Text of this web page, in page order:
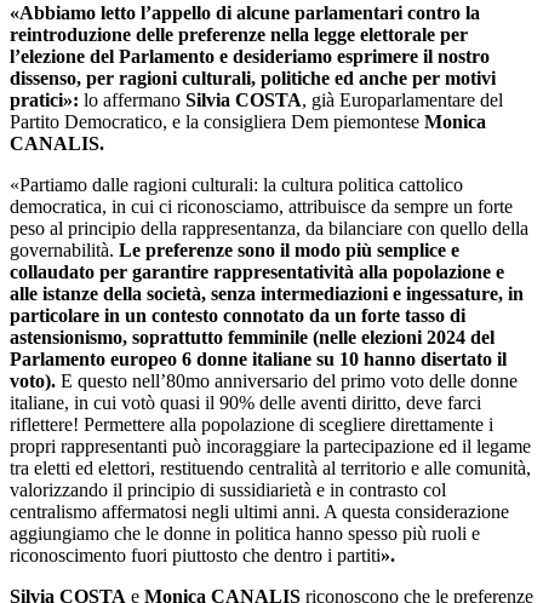
«Abbiamo letto l’appello di alcune parlamentari contro la
reintroduzione delle preferenze nella legge elettorale per
l’elezione del Parlamento e desideriamo esprimere il nostro
dissenso, per ragioni culturali, politiche ed anche per motivi
pratici»: lo affermano Silvia COSTA, già Europarlamentare del
Partito Democratico, e la consigliera Dem piemontese Monica
CANALIS.
«Partiamo dalle ragioni culturali: la cultura politica cattolico
democratica, in cui ci riconosciamo, attribuisce da sempre un forte
peso al principio della rappresentanza, da bilanciare con quello della
governabilità. Le preferenze sono il modo più semplice e
collaudato per garantire rappresentatività alla popolazione e
alle istanze della società, senza intermediazioni e ingessature, in
particolare in un contesto connotato da un forte tasso di
astensionismo, soprattutto femminile (nelle elezioni 2024 del
Parlamento europeo 6 donne italiane su 10 hanno disertato il
voto). E questo nell’80mo anniversario del primo voto delle donne
italiane, in cui votò quasi il 90% delle aventi diritto, deve farci
riflettere! Permettere alla popolazione di scegliere direttamente i
propri rappresentanti può incoraggiare la partecipazione ed il legame
tra eletti ed elettori, restituendo centralità al territorio e alle comunità,
valorizzando il principio di sussidiarietà e in contrasto col
centralismo affermatosi negli ultimi anni. A questa considerazione
aggiungiamo che le donne in politica hanno spesso più ruoli e
riconoscimento fuori piuttosto che dentro i partiti».
Silvia COSTA e Monica CANALIS riconoscono che le preferenze